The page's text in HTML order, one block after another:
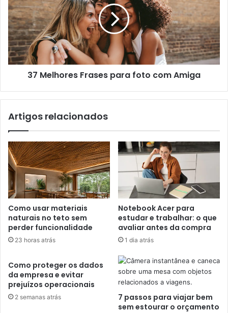
37 Melhores Frases para foto com Amiga
Artigos relacionados
Como usar materiais
naturais no teto sem
perder funcionalidade
23 horas atrás
Notebook Acer para
estudar e trabalhar: o que
avaliar antes da compra
1 dia atrás
Como proteger os dados
da empresa e evitar
prejuízos operacionais
2 semanas atrás
7 passos para viajar bem
sem estourar o orçamento